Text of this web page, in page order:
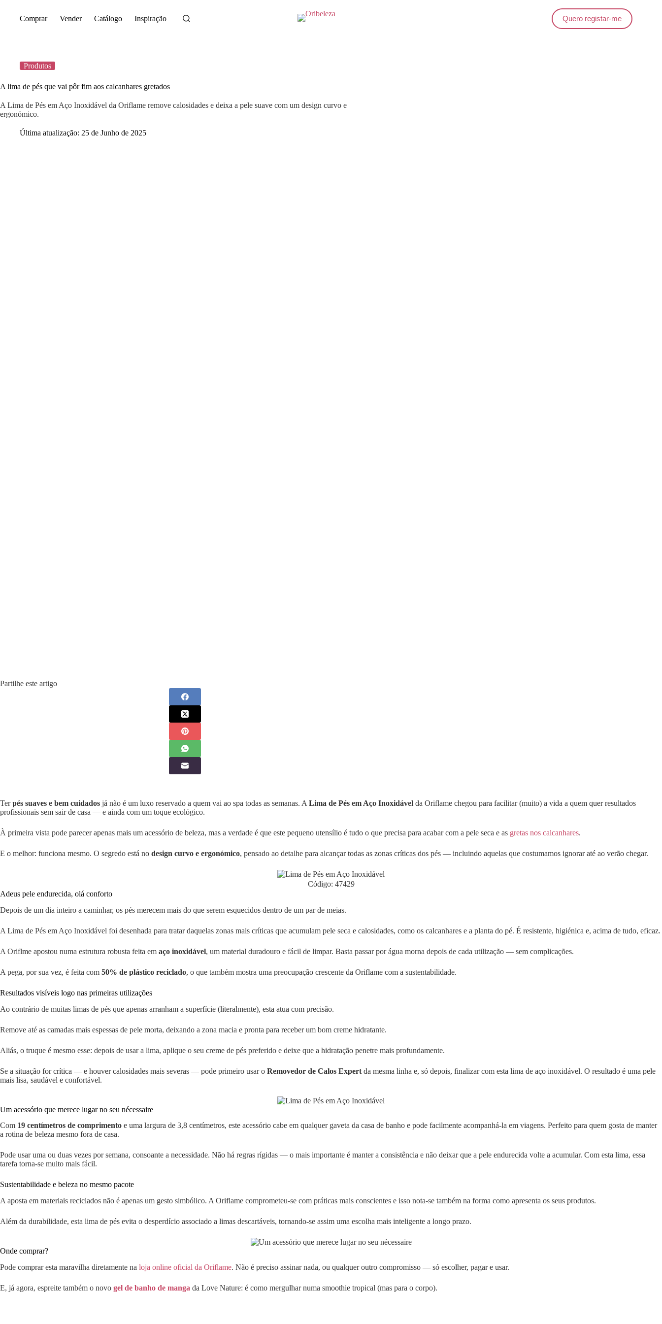
Comprar Vender Catálogo Inspiração Quero registar-me
Produtos
A lima de pés que vai pôr fim aos calcanhares gretados
A Lima de Pés em Aço Inoxidável da Oriflame remove calosidades e deixa a pele suave com um design curvo e
ergonómico.
Última atualização: 25 de Junho de 2025
Partilhe este artigo
Terpés suaves e bem cuidados já não é um luxo reservado a quem vai ao spa todas as semanas. A Lima de Pés em Aço Inoxidável da Oriflame chegou para facilitar (muito) a vida a quem quer resultados
profissionais sem sair de casa — e ainda com um toque ecológico.
À primeira vista pode parecer apenas mais um acessório de beleza, mas a verdade é que este pequeno utensílio é tudo o que precisa para acabar com a pele seca e as gretas nos calcanhares.
E o melhor: funciona mesmo. O segredo está no design curvo e ergonómico, pensado ao detalhe para alcançar todas as zonas críticas dos pés — incluindo aquelas que costumamos ignorar até ao verão chegar.
Código: 47429
Adeus pele endurecida, olá conforto
Depois de um dia inteiro a caminhar, os pés merecem mais do que serem esquecidos dentro de um par de meias.
A Lima de Pés em Aço Inoxidável foi desenhada para tratar daquelas zonas mais críticas que acumulam pele seca e calosidades, como os calcanhares e a planta do pé. É resistente, higiénica e, acima de tudo, eficaz.
A Oriflme apostou numa estrutura robusta feita em aço inoxidável, um material duradouro e fácil de limpar. Basta passar por água morna depois de cada utilização — sem complicações.
A pega, por sua vez, é feita com 50% de plástico reciclado, o que também mostra uma preocupação crescente da Oriflame com a sustentabilidade.
Resultados visíveis logo nas primeiras utilizações
Ao contrário de muitas limas de pés que apenas arranham a superfície (literalmente), esta atua com precisão.
Remove até as camadas mais espessas de pele morta, deixando a zona macia e pronta para receber um bom creme hidratante.
Aliás, o truque é mesmo esse: depois de usar a lima, aplique o seu creme de pés preferido e deixe que a hidratação penetre mais profundamente.
Se a situação for crítica — e houver calosidades mais severas — pode primeiro usar o Removedor de Calos Expert da mesma linha e, só depois, finalizar com esta lima de aço inoxidável. O resultado é uma pele
mais lisa, saudável e confortável.
Um acessório que merece lugar no seu nécessaire
Com 19 centímetros de comprimento e uma largura de 3,8 centímetros, este acessório cabe em qualquer gaveta da casa de banho e pode facilmente acompanhá-la em viagens. Perfeito para quem gosta de manter
a rotina de beleza mesmo fora de casa.
Pode usar uma ou duas vezes por semana, consoante a necessidade. Não há regras rígidas — o mais importante é manter a consistência e não deixar que a pele endurecida volte a acumular. Com esta lima, essa
tarefa torna-se muito mais fácil.
Sustentabilidade e beleza no mesmo pacote
A aposta em materiais reciclados não é apenas um gesto simbólico. A Oriflame comprometeu-se com práticas mais conscientes e isso nota-se também na forma como apresenta os seus produtos.
Além da durabilidade, esta lima de pés evita o desperdício associado a limas descartáveis, tornando-se assim uma escolha mais inteligente a longo prazo.
Onde comprar?
Pode comprar esta maravilha diretamente na loja online oficial da Oriflame. Não é preciso assinar nada, ou qualquer outro compromisso — só escolher, pagar e usar.
E, já agora, espreite também o novo gel de banho de manga da Love Nature: é como mergulhar numa smoothie tropical (mas para o corpo).